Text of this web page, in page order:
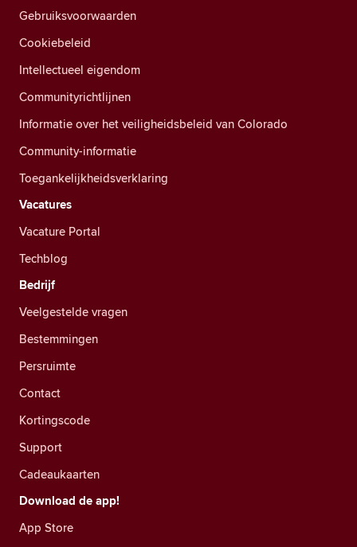
Gebruiksvoorwaarden
Cookiebeleid
Intellectueel eigendom
Communityrichtlijnen
Informatie over het veiligheidsbeleid van Colorado
Community-informatie
Toegankelijkheidsverklaring
Vacatures
Vacature Portal
Techblog
Bedrijf
Veelgestelde vragen
Bestemmingen
Persruimte
Contact
Kortingscode
Support
Cadeaukaarten
Download de app!
App Store